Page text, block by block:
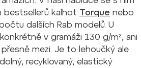
bestsellerů kalhot Torque nebo
dalších Rab modelů. U
v gramáži 130 g/m², ani
mezi. Je to lehoučký ale
recyklovaný, elastický